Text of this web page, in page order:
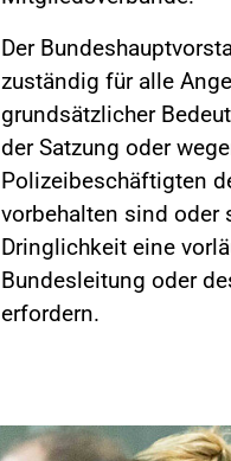
Der
zuständig für alle
grundsätzlicher
der Satzung oder
Polizeibeschäftigten
vorbehalten sind oder
Dringlichkeit eine
Bundesleitung oder
erfordern.